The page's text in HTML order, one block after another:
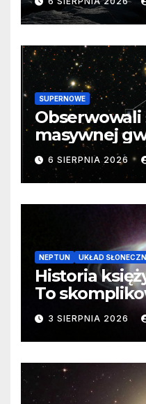
SUPERNOWE
Obserwowali
masywnej
samego
cenne dane
6 SIERPNIA 2026
NEPTUN UKŁAD
Historia
To
3 SIERPNIA 2026